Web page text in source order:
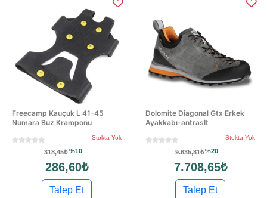
Freecamp Kauçuk L 41-45
Numara Buz Kramponu
Stokta Yok
318,45₺%10
286,60₺
Talep Et
Dolomite Diagonal Gtx Erkek
Ayakkabı-antrasİt
Stokta Yok
9.635,81₺%20
7.708,65₺
Talep Et